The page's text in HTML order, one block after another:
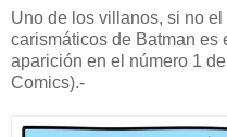
Uno de los villanos, si no
carismáticos de Batman es
aparición en el número 1
Comics).-